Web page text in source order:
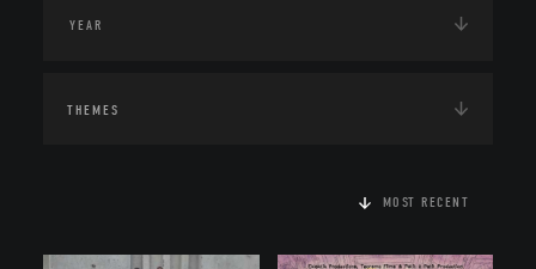
THEMES
MOST RECENT